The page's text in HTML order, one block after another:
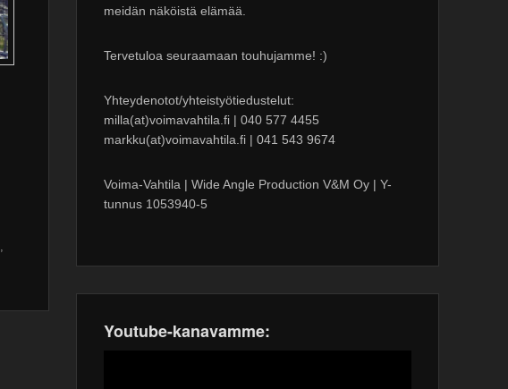
meidän näköistä elämää.
Tervetuloa seuraamaan touhujamme! :)
Yhteydenotot/yhteistyötiedustelut:
milla(at)voimavahtila.fi | 040 577 4455
markku(at)voimavahtila.fi | 041 543 9674
Voima-Vahtila | Wide Angle Production V&M Oy | Y-
tunnus 1053940-5
Youtube-kanavamme: